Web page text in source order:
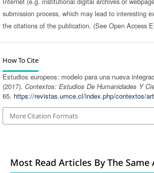
submission process, which may lead to interesting
the citations of the publication. (See Open Access
How To Cite
Estudios europeos: modelo para una nueva
(2017). Contextos: Estudios De Humanidades Y
65. https://revistas.umce.cl/index.php/contextos/
More Citation Formats
Most Read Articles By The